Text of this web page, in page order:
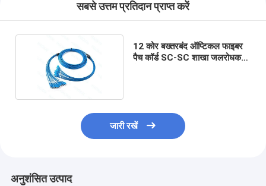
सबसे उत्तम प्रतिदान प्राप्त करें
12 कोर बख्तरबंद ऑप्टिकल फाइबर
पैच कॉर्ड SC-SC शाखा जलरोधक
जारी रखें
अनुशंसित उत्पाद